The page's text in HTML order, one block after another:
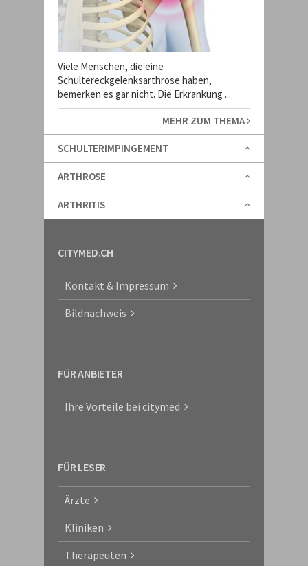
Viele Menschen, die eine
Schultereckgelenksarthrose haben,
bemerken es gar nicht. Die Erkrankung ...
MEHR ZUM THEMA
SCHULTERIMPINGEMENT
ARTHROSE
ARTHRITIS
CITYMED.CH
Kontakt & Impressum
Bildnachweis
FÜR ANBIETER
Ihre Vorteile bei citymed
FÜR LESER
Ärzte
Kliniken
Therapeuten